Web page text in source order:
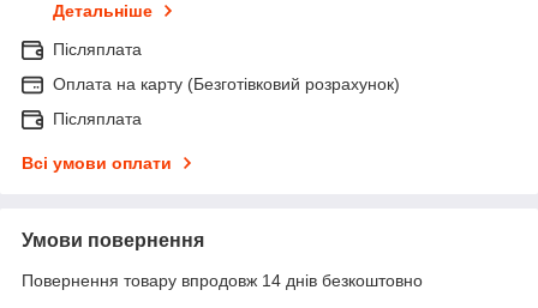
Детальніше
Післяплата
Оплата на карту (Безготівковий розрахунок)
Післяплата
Всі умови оплати
Умови повернення
Повернення товару впродовж 14 днів безкоштовно